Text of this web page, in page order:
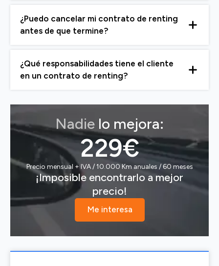
¿Puedo cancelar mi contrato de renting
antes de que termine?
¿Qué responsabilidades tiene el cliente
en un contrato de renting?
Nadie lo mejora:
229€
Precio mensual + IVA / 10.000 Km anuales / 60 meses
¡Imposible encontrarlo a mejor
precio!
Me interesa